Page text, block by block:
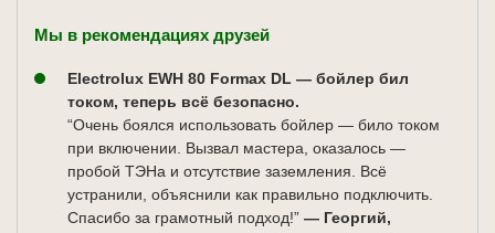
Мы в рекомендациях друзей
Electrolux EWH 80 Formax DL — бойлер бил
током, теперь всё безопасно.
“Очень боялся использовать бойлер — било током
при включении. Вызвал мастера, оказалось —
пробой ТЭНа и отсутствие заземления. Всё
устранили, объяснили как правильно подключить.
Спасибо за грамотный подход!” — Георгий,